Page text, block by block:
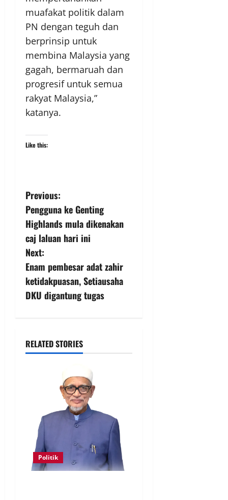
muafakat politik dalam
PN dengan teguh dan
berprinsip untuk
membina Malaysia yang
gagah, bermaruah dan
progresif untuk semua
rakyat Malaysia,”
katanya.
Like this:
Previous:
Pengguna ke Genting
Highlands mula dikenakan
caj laluan hari ini
Next:
Enam pembesar adat zahir
ketidakpuasan, Setiausaha
DKU digantung tugas
RELATED STORIES
Politik